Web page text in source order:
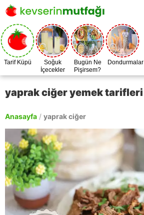
Tarif Küpü
Soğuk
İçecekler
Bugün Ne
Pişirsem?
Dondurmalar
yaprak ciğer yemek tarifleri
Anasayfa / yaprak ciğer